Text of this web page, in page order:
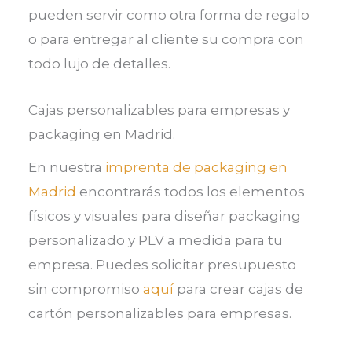
pueden servir como otra forma de regalo
o para entregar al cliente su compra con
todo lujo de detalles.
Cajas personalizables para empresas y
packaging en Madrid.
En nuestra imprenta de packaging en
Madrid encontrarás todos los elementos
físicos y visuales para diseñar packaging
personalizado y PLV a medida para tu
empresa. Puedes solicitar presupuesto
sin compromisoaquí para crear cajas de
cartón personalizables para empresas.